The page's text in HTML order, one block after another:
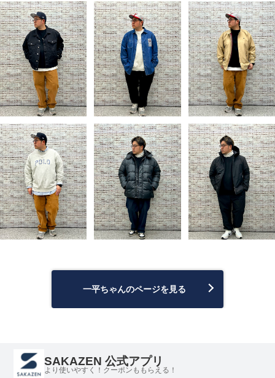
一平ちゃんのページを見る
SAKAZEN 公式アプリ
より使いやすく！クーポンももらえる！